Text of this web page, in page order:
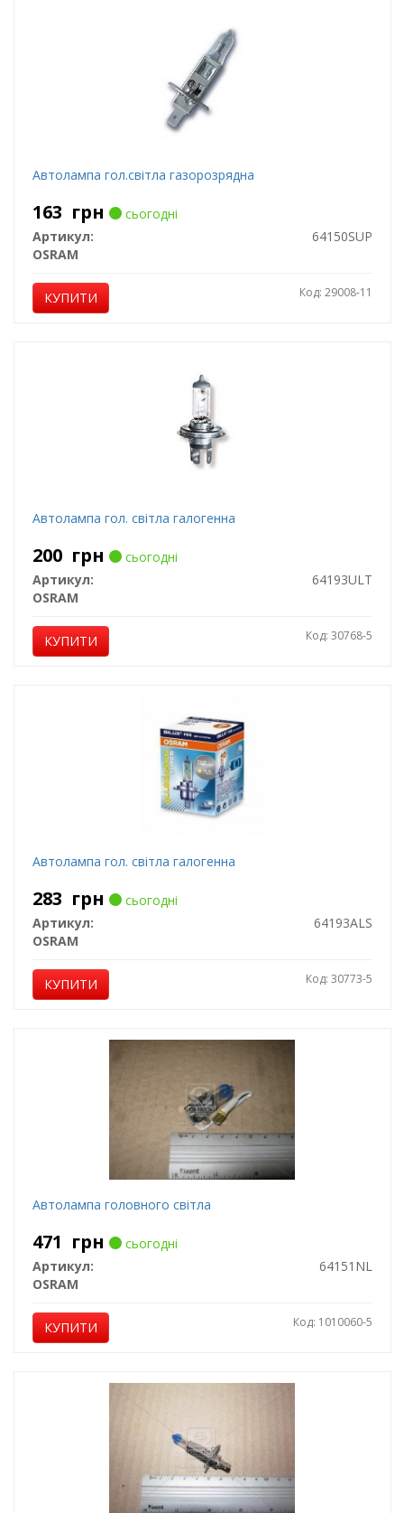
Автолампа гол.світла газорозрядна
163 грн
сьогодні
Артикул:
64150SUP
OSRAM
КУПИТИ Код: 29008-11
Автолампа гол. світла галогенна
200 грн
сьогодні
Артикул:
64193ULT
OSRAM
КУПИТИ Код: 30768-5
Автолампа гол. світла галогенна
283 грн
сьогодні
Артикул:
64193ALS
OSRAM
КУПИТИ Код: 30773-5
Автолампа головного світла
471 грн
сьогодні
Артикул:
64151NL
OSRAM
КУПИТИ Код: 1010060-5